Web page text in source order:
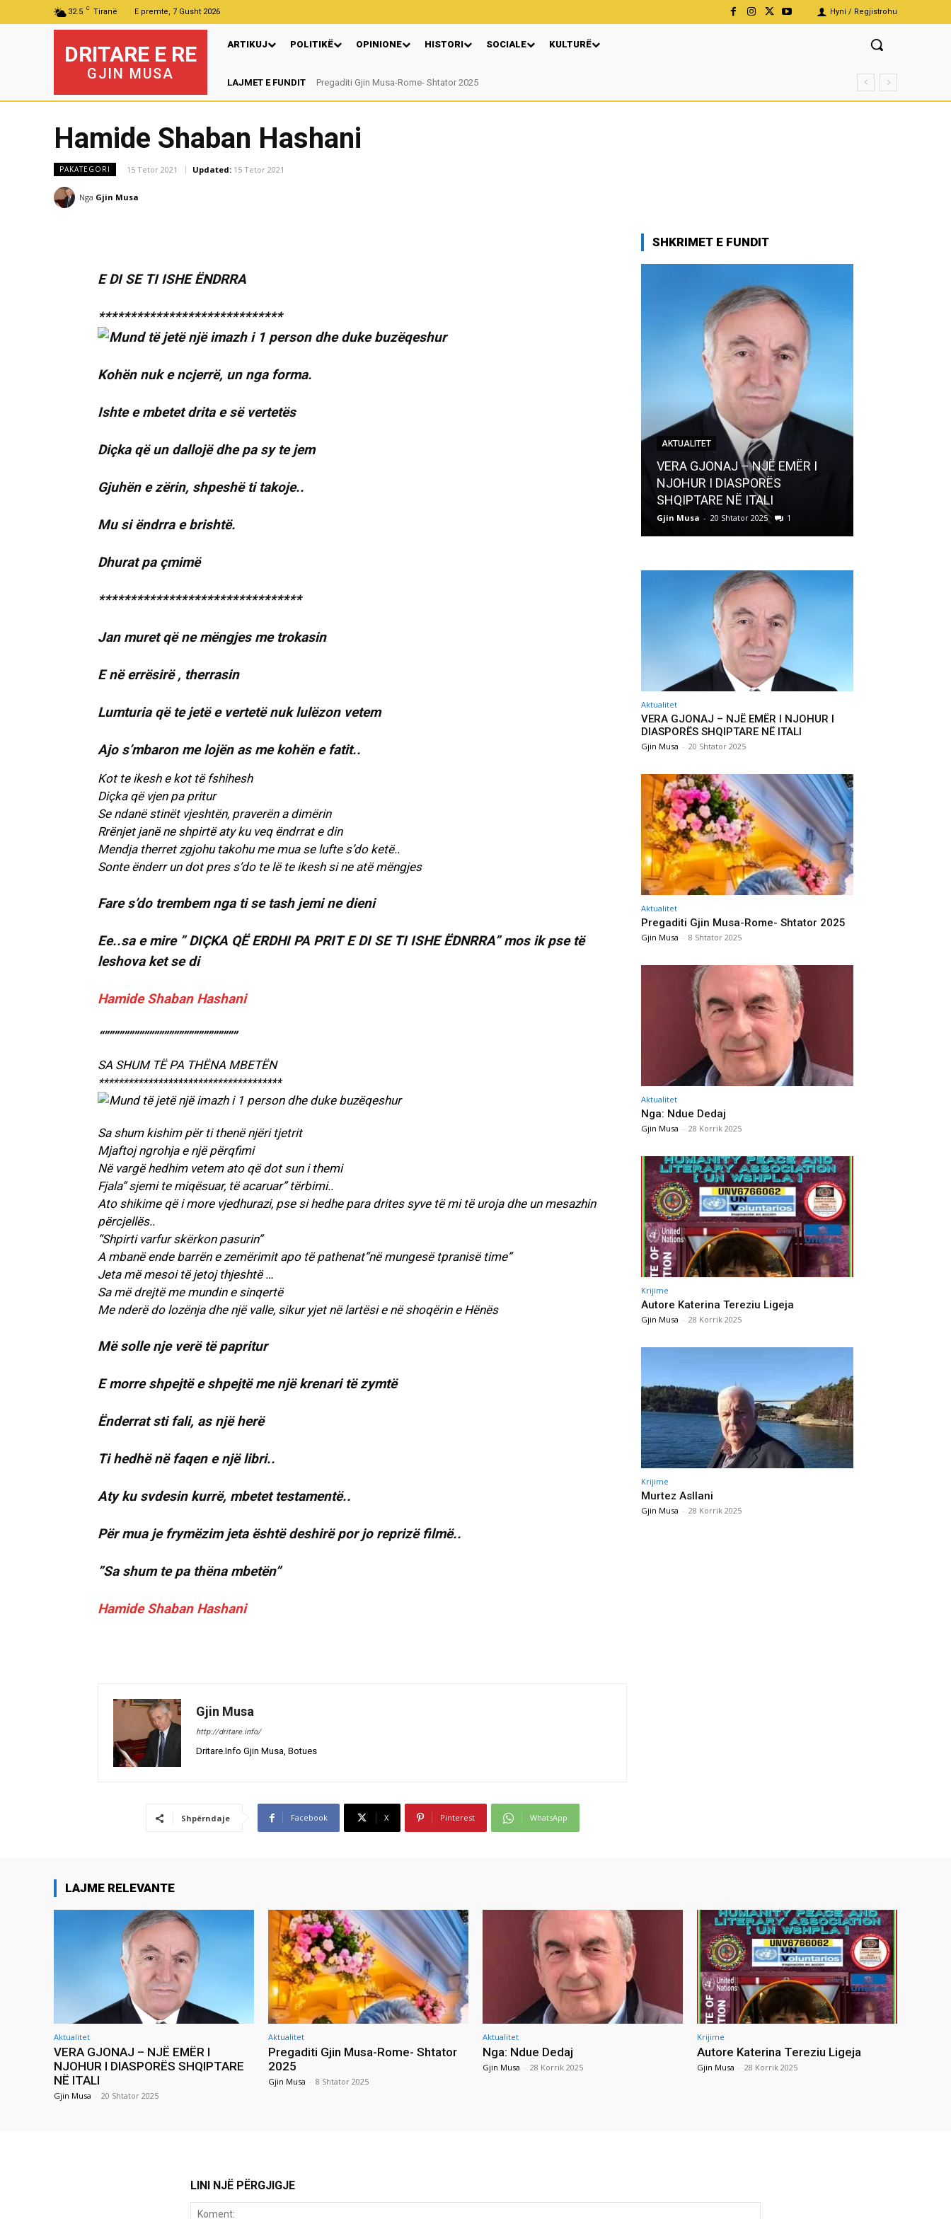
32.5 C Tiranë E premte, 7 Gusht 2026 Hyni / Regjistrohu
DRITARE E RE
GJIN MUSA
ARTIKUJ POLITIKË OPINIONE HISTORI SOCIALE KULTURË
LAJMET E FUNDIT Pregaditi Gjin Musa-Rome- Shtator 2025
Nga: Ndue Dedaj
Hamide Shaban Hashani
PAKATEGORI 15 Tetor 2021 Updated: 15 Tetor 2021
Nga Gjin Musa
E DI SE TI ISHE ËNDRRA
*****************************
Kohën nuk e ncjerrë, un nga forma.
Ishte e mbetet drita e së vertetës
Diçka që un dallojë dhe pa sy te jem
Gjuhën e zërin, shpeshë ti takoje..
Mu si ëndrra e brishtë.
Dhurat pa çmimë
********************************
Jan muret që ne mëngjes me trokasin
E në errësirë , therrasin
Lumturia që te jetë e vertetë nuk lulëzon vetem
Ajo s’mbaron me lojën as me kohën e fatit..
Kot te ikesh e kot të fshihesh
Diçka që vjen pa pritur
Se ndanë stinët vjeshtën, praverën a dimërin
Rrënjet janë ne shpirtë aty ku veq ëndrrat e din
Mendja therret zgjohu takohu me mua se lufte s’do ketë..
Sonte ënderr un dot pres s’do te lë te ikesh si ne atë mëngjes
Fare s’do trembem nga ti se tash jemi ne dieni
Ee..sa e mire ” DIÇKA QË ERDHI PA PRIT E DI SE TI ISHE ËDNRRA” mos ik pse të
leshova ket se di
Hamide Shaban Hashani
“”””””””””””””””””””””””””””
SA SHUM TË PA THËNA MBETËN
*************************************
Sa shum kishim për ti thenë njëri tjetrit
Mjaftoj ngrohja e një përqfimi
Në vargë hedhim vetem ato që dot sun i themi
Fjala” sjemi te miqësuar, të acaruar” tërbimi..
Ato shikime që i more vjedhurazi, pse si hedhe para drites syve të mi të uroja dhe un mesazhin
përcjellës..
“Shpirti varfur skërkon pasurin”
A mbanë ende barrën e zemërimit apo të pathenat”në mungesë tpranisë time”
Jeta më mesoi të jetoj thjeshtë …
Sa më drejtë me mundin e sinqertë
Me nderë do lozënja dhe një valle, sikur yjet në lartësi e në shoqërin e Hënës
Më solle nje verë të papritur
E morre shpejtë e shpejtë me një krenari të zymtë
Ënderrat sti fali, as një herë
Ti hedhë në faqen e një libri..
Aty ku svdesin kurrë, mbetet testamentë..
Për mua je frymëzim jeta është deshirë por jo reprizë filmë..
”Sa shum te pa thëna mbetën”
Hamide Shaban Hashani
Gjin Musa
http://dritare.info/
Dritare.Info Gjin Musa, Botues
Shpërndaje Facebook X Pinterest WhatsApp
SHKRIMET E FUNDIT
AKTUALITET
VERA GJONAJ – NJË EMËR I
NJOHUR I DIASPORËS
SHQIPTARE NË ITALI
Gjin Musa - 20 Shtator 2025 1
Aktualitet
VERA GJONAJ – NJË EMËR I NJOHUR I
DIASPORËS SHQIPTARE NË ITALI
Gjin Musa - 20 Shtator 2025
Aktualitet
Pregaditi Gjin Musa-Rome- Shtator 2025
Gjin Musa - 8 Shtator 2025
Aktualitet
Nga: Ndue Dedaj
Gjin Musa - 28 Korrik 2025
Krijime
Autore Katerina Tereziu Ligeja
Gjin Musa - 28 Korrik 2025
Krijime
Murtez Asllani
Gjin Musa - 28 Korrik 2025
LAJME RELEVANTE
Aktualitet
VERA GJONAJ – NJË EMËR I
NJOHUR I DIASPORËS SHQIPTARE
NË ITALI
Gjin Musa - 20 Shtator 2025
Aktualitet
Pregaditi Gjin Musa-Rome- Shtator
2025
Gjin Musa - 8 Shtator 2025
Aktualitet
Nga: Ndue Dedaj
Gjin Musa - 28 Korrik 2025
Krijime
Autore Katerina Tereziu Ligeja
Gjin Musa - 28 Korrik 2025
LINI NJË PËRGJIGJE